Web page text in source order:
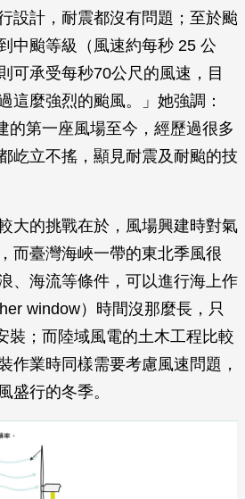
設計，耐震都沒有問題；至於颱
中颱等級（風速約每秒 25 公
可承受每秒70公尺的風速，目
這麼強烈的颱風。」她強調：
的第一座風場至今，經歷過很多
屹立不搖，顯見耐震及耐颱的技
大的挑戰在於，風場興建時對氣
而臺灣海峽一帶的東北季風很
、海流等條件，可以進行海上作
window）時間沒那麼長，只
裝；而陸域風電的土木工程比較
作業時同樣需要考慮風速問題，
盛行的冬季。